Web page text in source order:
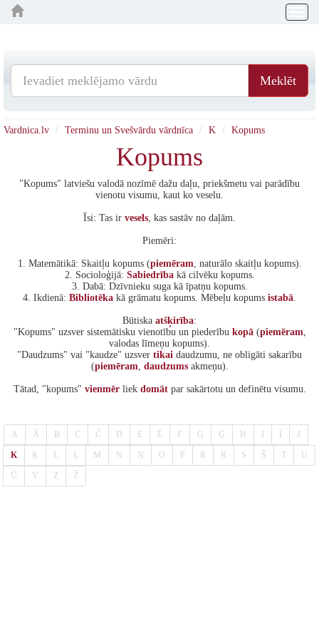
Meklēt
Vardnica.lv Terminu un Svešvārdu vārdnīca K Kopums
Kopums
"Kopums" latviešu valodā nozīmē dažu daļu, priekšmetu vai parādību
vienotu visumu, kaut ko veselu.
Īsi: Tas ir vesels, kas sastāv no daļām.
Piemēri:
1. Matemātikā: Skaitļu kopums (piemēram, naturālo skaitļu kopums).
2. Socioloģijā: Sabiedrībakā cilvēku kopums.
3. Dabā: Dzīvnieku suga kā īpatņu kopums.
4. Ikdienā: Bibliotēka kā grāmatu kopums. Mēbeļu kopums istabā.
Būtiska atšķirība:
"Kopums" uzsver sistemātisku vienotību un piederību kopā(piemēram,
valodas līmeņu kopums).
"Daudzums" vai "kaudze" uzsver tikai daudzumu, ne obligāti sakarību
(piemēram, daudzumsakmeņu).
Tātad, "kopums" vienmērliek domātpar sakārtotu un definētu visumu.
A Ā B C Č D E Ē F G Ģ H J
K Ķ L Ļ M N Ņ O P R Ŗ S Š T U
Ū V Z Ž